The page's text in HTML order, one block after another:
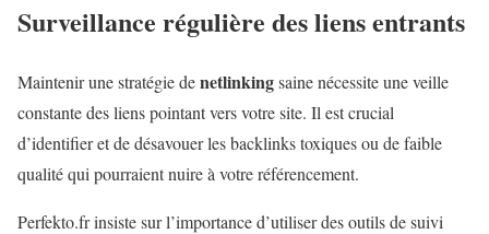
Surveillance régulière des liens entrants
Maintenir une stratégie denetlinkingsaine nécessite une veille
constante des liens pointant vers votre site. Il est crucial
d’identifier et de désavouer les backlinks toxiques ou de faible
qualité qui pourraient nuire à votre référencement.
Perfekto.fr insiste sur l’importance d’utiliser des outils de suivi